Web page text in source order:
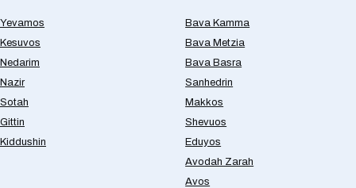
Yevamos
Kesuvos
Nedarim
Nazir
Sotah
Gittin
Kiddushin
Bava Kamma
Bava Metzia
Bava Basra
Sanhedrin
Makkos
Shevuos
Eduyos
Avodah Zarah
Avos